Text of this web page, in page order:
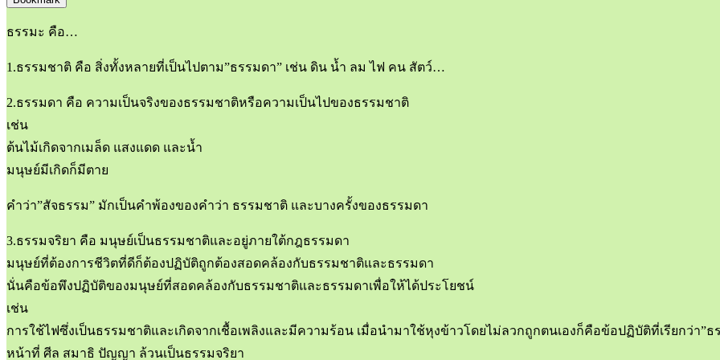
ธรรมะ คือ…
1.ธรรมชาติ คือ สิ่งทั้งหลายที่เป็นไปตาม”ธรรมดา” เช่น ดิน น้ำ ลม ไฟ คน สัตว์…
2.ธรรมดา คือ ความเป็นจริงของธรรมชาติหรือความเป็นไปของธรรมชาติ
เช่น
ต้นไม้เกิดจากเมล็ด แสงแดด และน้ำ
มนุษย์มีเกิดก็มีตาย
คำว่า”สัจธรรม” มักเป็นคำพ้องของคำว่า ธรรมชาติ และบางครั้งของธรรมดา
3.ธรรมจริยา คือ มนุษย์เป็นธรรมชาติและอยู่ภายใต้กฎธรรมดา
มนุษย์ที่ต้องการชีวิตที่ดีก็ต้องปฏิบัติถูกต้องสอดคล้องกับธรรมชาติและธรรมดา
นั่นคือข้อพึงปฏิบัติของมนุษย์ที่สอดคล้องกับธรรมชาติและธรรมดาเพื่อให้ได้ประโยชน์
เช่น
การใช้ไฟซึ่งเป็นธรรมชาติและเกิดจากเชื้อเพลิงและมีความร้อน เมื่อนำมาใช้หุงข้าวโดยไม่ลวกถูกตนเองก็คือข้อปฏิบัติที่เรียกว่า”ธ
หน้าที่ ศีล สมาธิ ปัญญา ล้วนเป็นธรรมจริยา